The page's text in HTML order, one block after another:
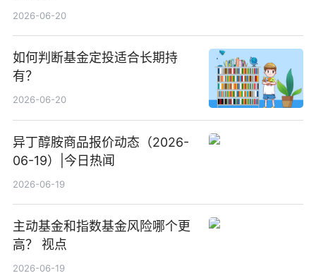
2026-06-20
如何判断基金定投适合长期持
有？
2026-06-20
异丁醇胺商品报价动态（2026-
06-19）|今日热闻
2026-06-19
主动基金和指数基金风险哪个更
高？ 视点
2026-06-19